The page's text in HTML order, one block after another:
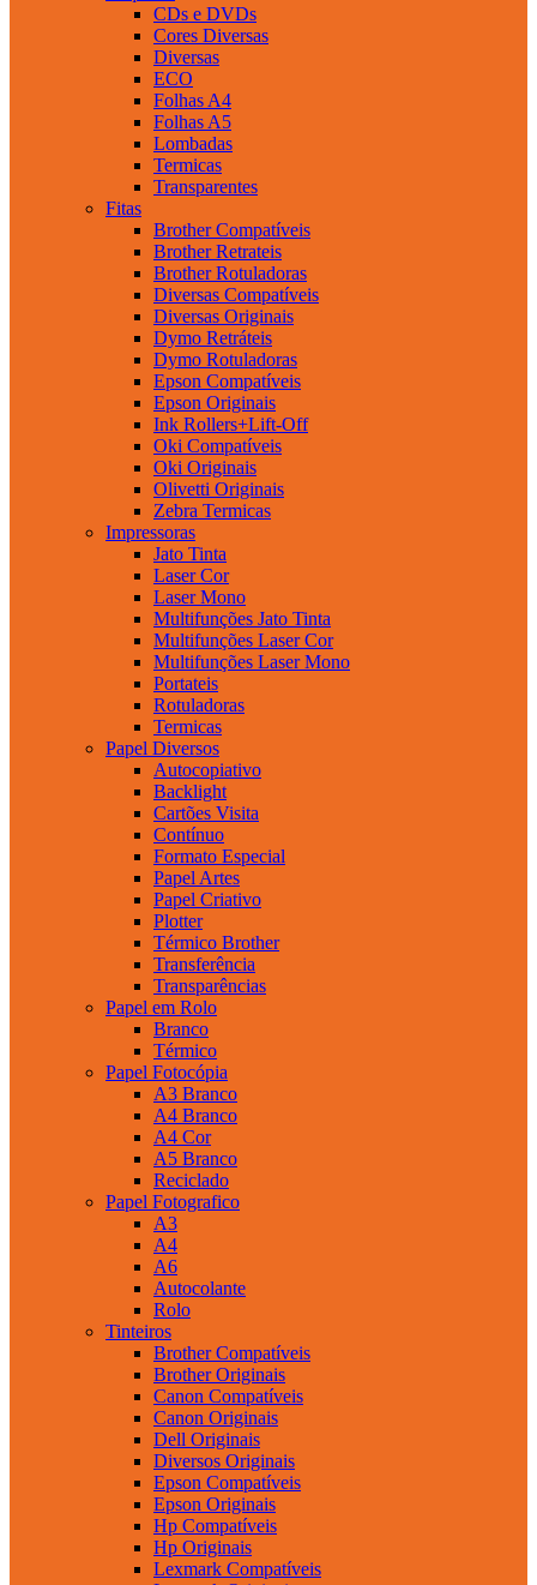
CDs e DVDs
Cores Diversas
Diversas
ECO
Folhas A4
Folhas A5
Lombadas
Termicas
Transparentes
Fitas
Brother Compatíveis
Brother Retrateis
Brother Rotuladoras
Diversas Compatíveis
Diversas Originais
Dymo Retráteis
Dymo Rotuladoras
Epson Compatíveis
Epson Originais
Ink Rollers+Lift-Off
Oki Compatíveis
Oki Originais
Olivetti Originais
Zebra Termicas
Impressoras
Jato Tinta
Laser Cor
Laser Mono
Multifunções Jato Tinta
Multifunções Laser Cor
Multifunções Laser Mono
Portateis
Rotuladoras
Termicas
Papel Diversos
Autocopiativo
Backlight
Cartões Visita
Contínuo
Formato Especial
Papel Artes
Papel Criativo
Plotter
Térmico Brother
Transferência
Transparências
Papel em Rolo
Branco
Térmico
Papel Fotocópia
A3 Branco
A4 Branco
A4 Cor
A5 Branco
Reciclado
Papel Fotografico
A3
A4
A6
Autocolante
Rolo
Tinteiros
Brother Compatíveis
Brother Originais
Canon Compatíveis
Canon Originais
Dell Originais
Diversos Originais
Epson Compatíveis
Epson Originais
Hp Compatíveis
Hp Originais
Lexmark Compatíveis